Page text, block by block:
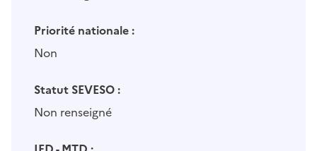
Priorité nationale :
Non
Statut SEVESO :
Non renseigné